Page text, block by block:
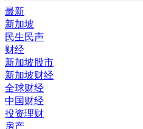
最新
新加坡
民生民声
财经
新加坡股市
新加坡财经
全球财经
中国财经
投资理财
房产